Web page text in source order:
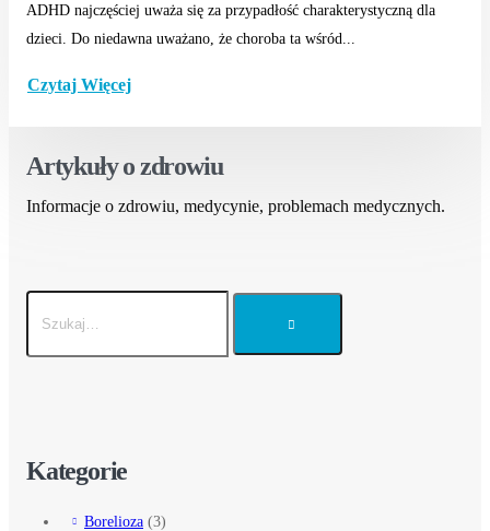
ADHD najczęściej uważa się za przypadłość charakterystyczną dla
dzieci. Do niedawna uważano, że choroba ta wśród...
Czytaj Więcej
Artykuły o zdrowiu
Informacje o zdrowiu, medycynie, problemach medycznych.
Kategorie
Borelioza (3)